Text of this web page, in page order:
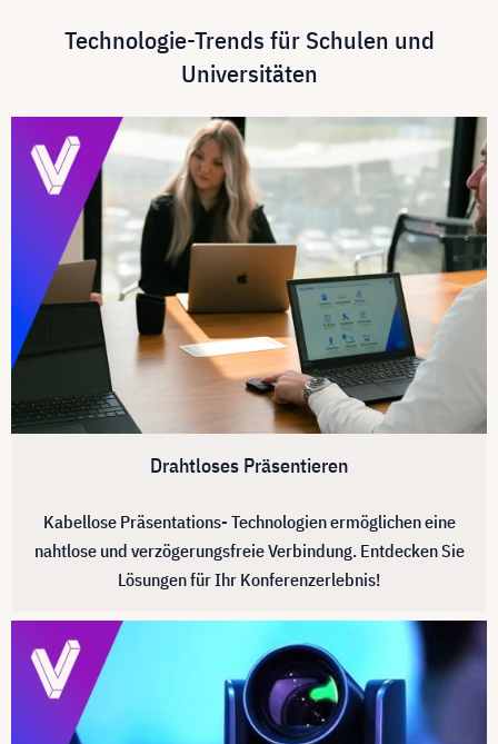
Technologie-Trends für Schulen und
Universitäten
Drahtloses Präsentieren
Kabellose Präsentations- Technologien ermöglichen eine
nahtlose und verzögerungsfreie Verbindung. Entdecken Sie
Lösungen für Ihr Konferenzerlebnis!